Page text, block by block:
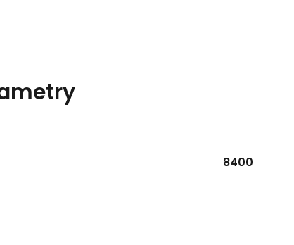
8400